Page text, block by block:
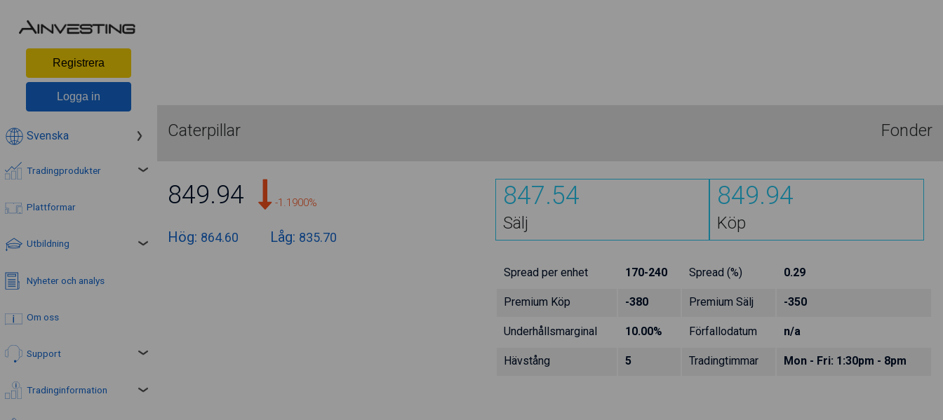
Registrera
Logga in
Svenska
Tradingprodukter
Plattformar
Utbildning
Nyheter och analys
Om oss
Support
Tradinginformation
Caterpillar Fonder
849.94 -1.1900%
Hög: 864.60 Låg: 835.70
847.54
Sälj
849.94
Köp
Spread per enhet 170-240 Spread (%) 0.29
Premium Köp -380 Premium Sälj -350
Underhållsmarginal 10.00% Förfallodatum n/a
Hävstång 5 Tradingtimmar Mon - Fri: 1:30pm - 8pm